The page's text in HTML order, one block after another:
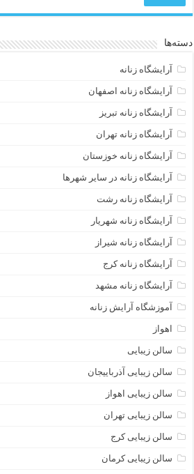
دسته‌ها
آرایشگاه زنانه
آرایشگاه زنانه اصفهان
آرایشگاه زنانه تبریز
آرایشگاه زنانه تهران
آرایشگاه زنانه خوزستان
آرایشگاه زنانه در سایر شهرها
آرایشگاه زنانه رشت
آرایشگاه زنانه شهریار
آرایشگاه زنانه شیراز
آرایشگاه زنانه کرج
آرایشگاه زنانه مشهد
آموزشگاه آرایش زنانه
اهواز
سالن زیبایی
سالن زیبایی آذرباییجان
سالن زیبایی اهواز
سالن زیبایی تهران
سالن زیبایی کرج
سالن زیبایی کرمان